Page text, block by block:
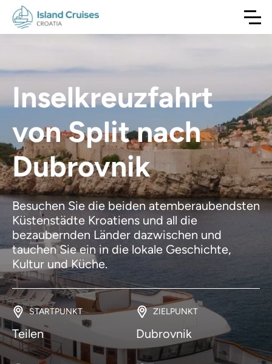
Inselkreuzfahrt
von Split nach
Dubrovnik
Besuchen Sie die beiden atemberaubendsten
Küstenstädte Kroatiens und all die
bezaubernden Länder dazwischen und
tauchen Sie ein in die lokale Geschichte,
Kultur und Küche.
STARTPUNKT
Teilen
ZIELPUNKT
Dubrovnik